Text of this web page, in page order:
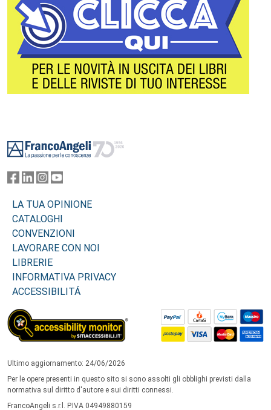
LA TUA OPINIONE
CATALOGHI
CONVENZIONI
LAVORARE CON NOI
LIBRERIE
INFORMATIVA PRIVACY
ACCESSIBILITÁ
Ultimo aggiornamento: 24/06/2026
Per le opere presenti in questo sito si sono assolti gli obblighi previsti dalla
normativa sul diritto d'autore e sui diritti connessi.
FrancoAngeli s.r.l. P.IVA 04949880159